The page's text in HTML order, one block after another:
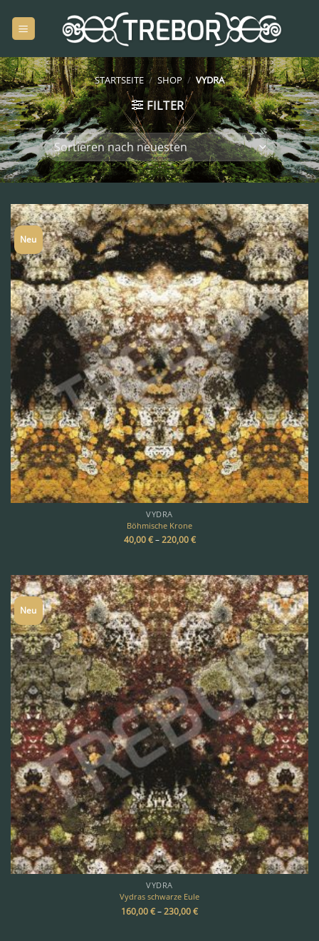
Inhalt
springen
STARTSEITE / SHOP / VYDRA
FILTER
Neu
VYDRA
Böhmische Krone
40,00€–220,00€
Neu
VYDRA
Vydras schwarze Eule
160,00€–230,00€